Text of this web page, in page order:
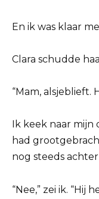
En ik was klaar
Clara schudde
“Mam, alsjeblieft.
Ik keek naar
had
nog steeds
“Nee,” zei ik. “Hij